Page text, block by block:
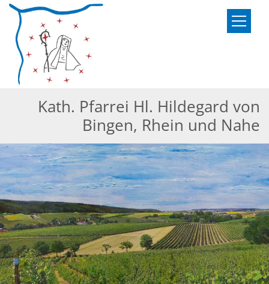
Zum Inhalt springen
Kath. Pfarrei Hl. Hildegard von
Bingen, Rhein und Nahe